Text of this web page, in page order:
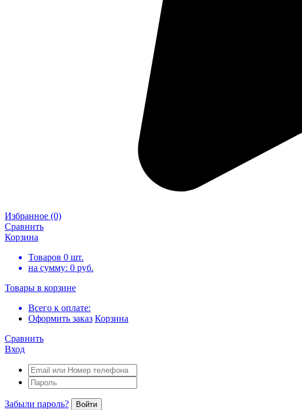
Избранное (0)
Сравнить
Корзина
Товаров 0 шт.
на сумму: 0 руб.
Товары в корзине
Всего к оплате:
Оформить заказ Корзина
Сравнить
Вход
Забыли пароль? Войти